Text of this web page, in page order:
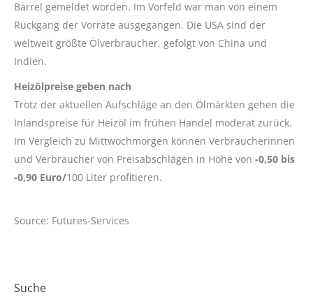
Barrel gemeldet worden. Im Vorfeld war man von einem
Rückgang der Vorräte ausgegangen. Die USA sind der
weltweit größte Ölverbraucher, gefolgt von China und
Indien.
Heizölpreise geben nach
Trotz der aktuellen Aufschläge an den Ölmärkten gehen die
Inlandspreise für Heizöl im frühen Handel moderat zurück.
Im Vergleich zu Mittwochmorgen können Verbraucherinnen
und Verbraucher von Preisabschlägen in Höhe von -0,50 bis
-0,90 Euro/100 Liter profitieren.
Source: Futures-Services
Suche